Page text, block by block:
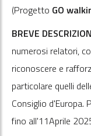
(Progetto GO
BREVE
numerosi relatori,
riconoscere e
particolare quelli
Consiglio d'Europa.
fino all'11Aprile